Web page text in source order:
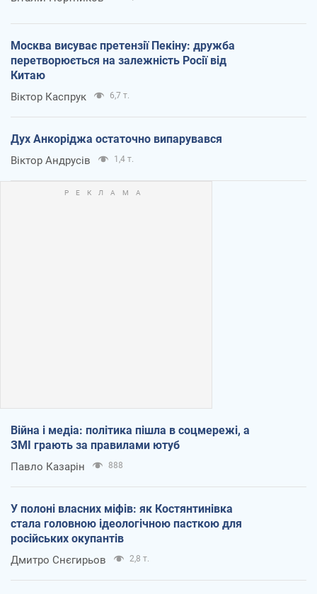
Москва висуває претензії Пекіну: дружба
перетворюється на залежність Росії від
Китаю
Віктор Каспрук 6,7 т.
Дух Анкоріджа остаточно випарувався
Віктор Андрусів 1,4 т.
Війна і медіа: політика пішла в соцмережі, а
ЗМІ грають за правилами ютуб
Павло Казарін 888
У полоні власних міфів: як Костянтинівка
стала головною ідеологічною пасткою для
російських окупантів
Дмитро Снєгирьов 2,8 т.